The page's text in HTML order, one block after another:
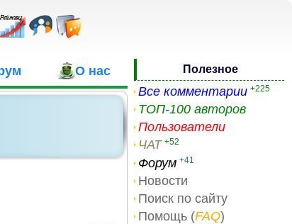
О нас Полезное
Все комментарии +225
ТОП-100 авторов
Пользователи
ЧАТ +52
Форум +41
Новости
Поиск по сайту
Помощь (FAQ)